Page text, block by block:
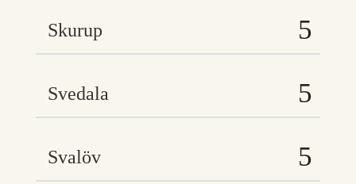
Skurup
Svedala
Svalöv